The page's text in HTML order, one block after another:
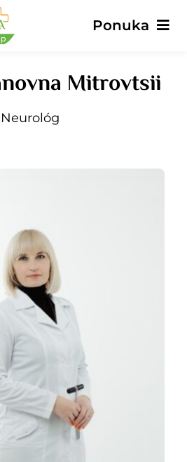
Ponuka
Hlavné
Služby
Recenzie
Správy
Kontakty
SK
Mitrovtsii
Neurológ